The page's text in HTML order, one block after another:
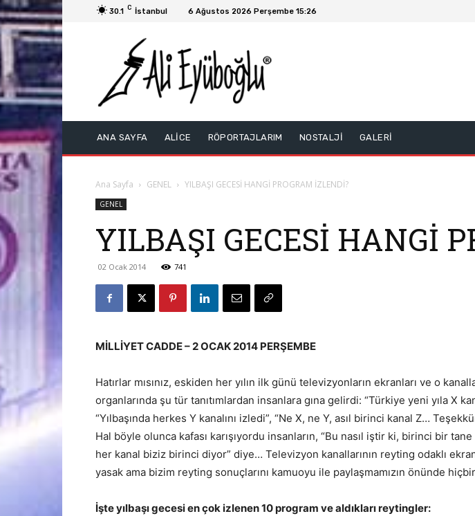
30.1 C İstanbul 6 Ağustos 2026 Perşembe 15:26
ANA SAYFA ALİCE RÖPORTAJLARIM NOSTALJİ GALERİ
Ana Sayfa GENEL YILBAŞI GECESİ HANGİ PROGRAM İZLENDİ?
GENEL
YILBAŞI GECESİ HANGİ
02 Ocak 2014 741
MİLLİYET CADDE – 2 OCAK 2014 PERŞEMBE
Hatırlar mısınız, eskiden her yılın ilk günü televizyonların ekranları ve o
organlarında şu tür tanıtımlardan insanlara gına gelirdi: “Türkiye yeni yıla X
“Yılbaşında herkes Y kanalını izledi”, “Ne X, ne Y, asıl birinci kanal Z…
Hal böyle olunca kafası karışıyordu insanların, “Bu nasıl iştir ki, birinci bir
her kanal biziz birinci diyor” diye… Televizyon kanallarının reyting odaklı ekran
yasak ama bizim reyting sonuçlarını kamuoyu ile paylaşmamızın önünde
İşte yılbaşı gecesi en çok izlenen 10 program ve aldıkları reytingler: